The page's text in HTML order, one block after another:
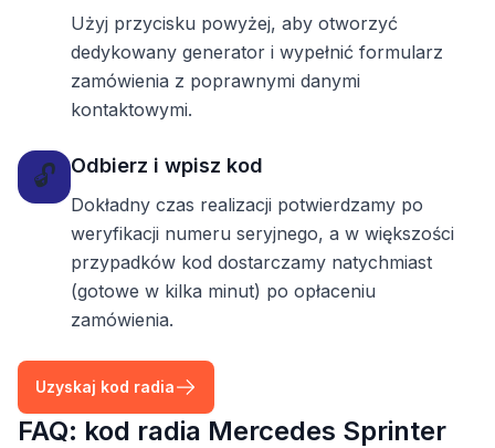
Użyj przycisku powyżej, aby otworzyć
dedykowany generator i wypełnić formularz
zamówienia z poprawnymi danymi
kontaktowymi.
🔓 Odbierz i wpisz kod
Dokładny czas realizacji potwierdzamy po
weryfikacji numeru seryjnego, a w większości
przypadków kod dostarczamy natychmiast
(gotowe w kilka minut) po opłaceniu
zamówienia.
Uzyskaj kod radia
FAQ: kod radia Mercedes Sprinter